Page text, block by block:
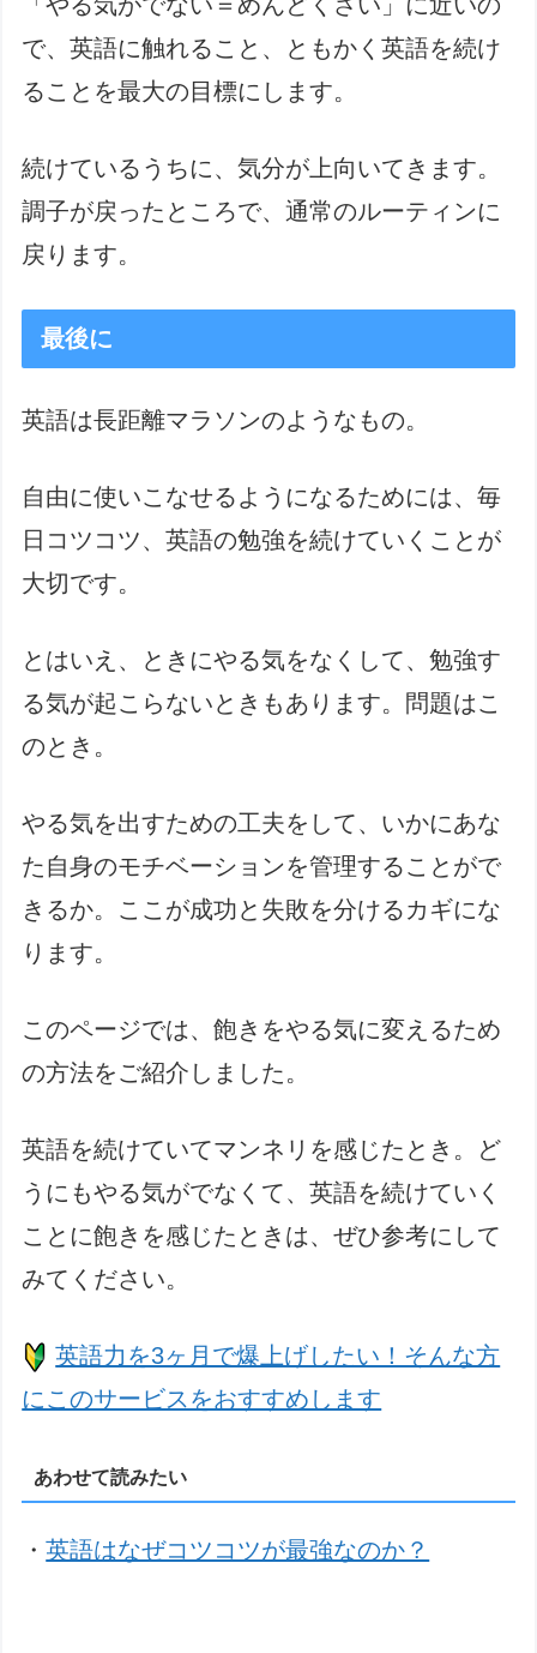
で、英語に触れること、ともかく英語を続け
ることを最大の目標にします。
続けているうちに、気分が上向いてきます。
調子が戻ったところで、通常のルーティンに
戻ります。
最後に
英語は長距離マラソンのようなもの。
自由に使いこなせるようになるためには、毎
日コツコツ、英語の勉強を続けていくことが
大切です。
とはいえ、ときにやる気をなくして、勉強す
る気が起こらないときもあります。問題はこ
のとき。
やる気を出すための工夫をして、いかにあな
た自身のモチベーションを管理することがで
きるか。ここが成功と失敗を分けるカギにな
ります。
このページでは、飽きをやる気に変えるため
の方法をご紹介しました。
英語を続けていてマンネリを感じたとき。ど
うにもやる気がでなくて、英語を続けていく
ことに飽きを感じたときは、ぜひ参考にして
みてください。
英語力を3ヶ月で爆上げしたい！そんな方
にこのサービスをおすすめします
あわせて読みたい
・英語はなぜコツコツが最強なのか？